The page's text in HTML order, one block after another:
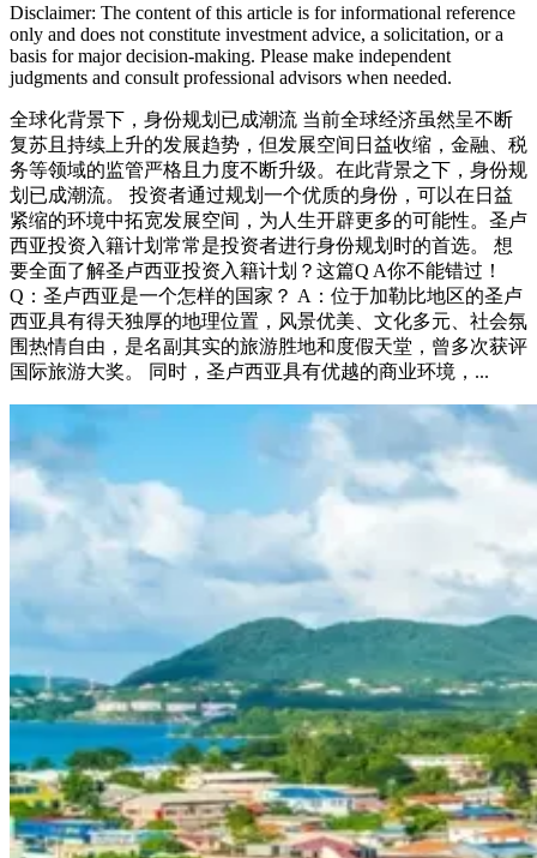
Disclaimer: The content of this article is for informational reference
only and does not constitute investment advice, a solicitation, or a
basis for major decision-making. Please make independent
judgments and consult professional advisors when needed.
全球化背景下，身份规划已成潮流 当前全球经济虽然呈不断
复苏且持续上升的发展趋势，但发展空间日益收缩，金融、税
务等领域的监管严格且力度不断升级。在此背景之下，身份规
划已成潮流。 投资者通过规划一个优质的身份，可以在日益
紧缩的环境中拓宽发展空间，为人生开辟更多的可能性。圣卢
西亚投资入籍计划常常是投资者进行身份规划时的首选。 想
要全面了解圣卢西亚投资入籍计划？这篇Q A你不能错过！
Q：圣卢西亚是一个怎样的国家？ A：位于加勒比地区的圣卢
西亚具有得天独厚的地理位置，风景优美、文化多元、社会氛
围热情自由，是名副其实的旅游胜地和度假天堂，曾多次获评
国际旅游大奖。 同时，圣卢西亚具有优越的商业环境，...